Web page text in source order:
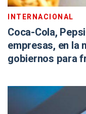
INTERNACIONAL
Coca-Cola,
empresas, en la
gobiernos para